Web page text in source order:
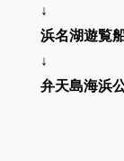
↓
浜名湖遊覧
↓
弁天島海浜